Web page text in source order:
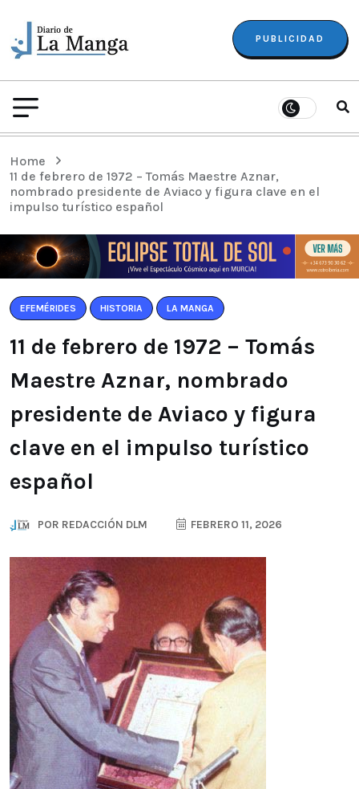
PUBLICIDAD
Home
11 de febrero de 1972 – Tomás Maestre Aznar,
nombrado presidente de Aviaco y figura clave en el
impulso turístico español
EFEMÉRIDES HISTORIA LA MANGA
11 de febrero de 1972 – Tomás
Maestre Aznar, nombrado
presidente de Aviaco y figura
clave en el impulso turístico
español
POR REDACCIÓN DLM FEBRERO 11, 2026